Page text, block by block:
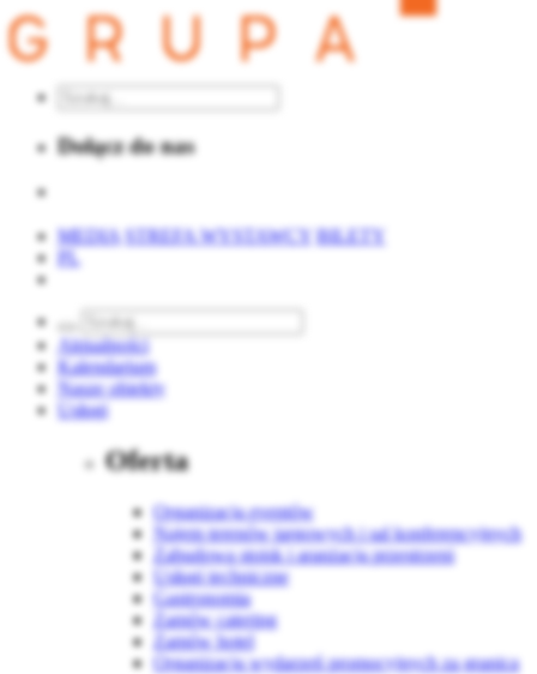
Dołącz do nas
MEDIA STREFA WYSTAWCY BILETY
PL
Aktualności
Kalendarium
Nasze obiekty
Usługi
Oferta
Organizacja eventów
Najem terenów targowych i sal konferencyjnych
Zabudowa stoisk i aranżacja przestrzeni
Usługi techniczne
Gastronomia
Zamów catering
Zamów hotel
Organizacja wydarzeń promocyjnych za granicą